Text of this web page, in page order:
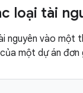
loại tài
nguyên vào một
một dự án đơn